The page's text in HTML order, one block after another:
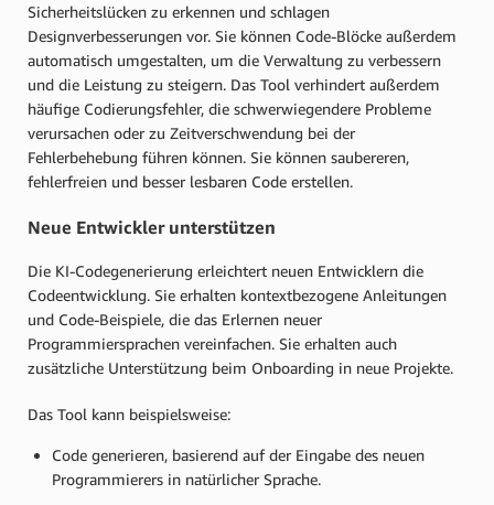
Sicherheitslücken zu erkennen und schlagen
Designverbesserungen vor. Sie können Code-Blöcke außerdem
automatisch umgestalten, um die Verwaltung zu verbessern
und die Leistung zu steigern. Das Tool verhindert außerdem
häufige Codierungsfehler, die schwerwiegendere Probleme
verursachen oder zu Zeitverschwendung bei der
Fehlerbehebung führen können. Sie können saubereren,
fehlerfreien und besser lesbaren Code erstellen.
Neue Entwickler unterstützen
Die KI-Codegenerierung erleichtert neuen Entwicklern die
Codeentwicklung. Sie erhalten kontextbezogene Anleitungen
und Code-Beispiele, die das Erlernen neuer
Programmiersprachen vereinfachen. Sie erhalten auch
zusätzliche Unterstützung beim Onboarding in neue Projekte.
Das Tool kann beispielsweise:
Code generieren, basierend auf der Eingabe des neuen
Programmierers in natürlicher Sprache.